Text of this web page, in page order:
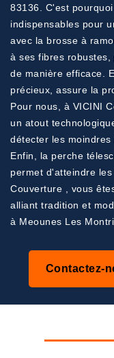
83136. C'est
indispensables pour
avec la brosse à
à ses fibres
de manière efficace.
précieux, assure la
Pour nous, à VICINI
un atout
détecter les
Enfin, la perche
permet d'atteindre
Couverture , vous
alliant tradition et
à Meounes Les
Contactez-